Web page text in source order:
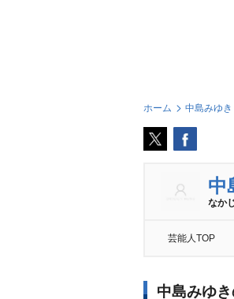
ホーム 中島みゆき
中
なか
芸能人TOP
中島みゆ